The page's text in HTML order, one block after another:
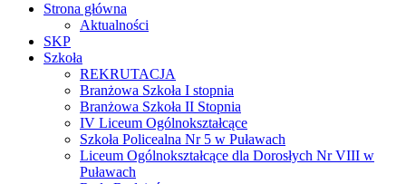
Strona główna
Aktualności
SKP
Szkoła
REKRUTACJA
Branżowa Szkoła I stopnia
Branżowa Szkoła II Stopnia
IV Liceum Ogólnokształcące
Szkoła Policealna Nr 5 w Puławach
Liceum Ogólnokształcące dla Dorosłych Nr VIII w
Puławach